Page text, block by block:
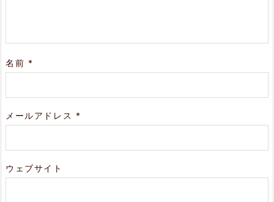
名前 *
メールアドレス *
ウェブサイト